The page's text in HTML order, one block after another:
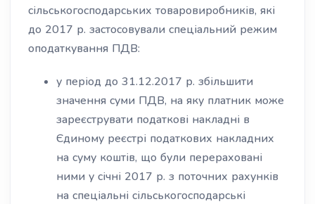
сільськогосподарських товаровиробників, які
до 2017 р. застосовували спеціальний режим
оподаткування ПДВ:
у період до 31.12.2017 р. збільшити
значення суми ПДВ, на яку платник може
зареєструвати податкові накладні в
Єдиному реєстрі податкових накладних
на суму коштів, що були перераховані
ними у січні 2017 р. з поточних рахунків
на спеціальні сільськогосподарські